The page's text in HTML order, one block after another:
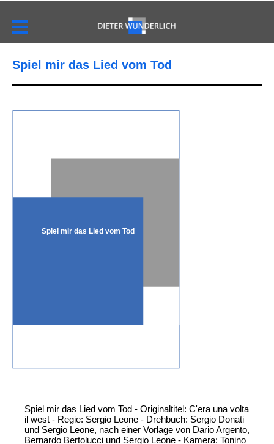
Spiel mir das Lied vom Tod
Spiel mir das Lied vom Tod
Spiel mir das Lied vom Tod - Originaltitel: C'era una volta
il west - Regie: Sergio Leone - Drehbuch: Sergio Donati
und Sergio Leone, nach einer Vorlage von Dario Argento,
Bernardo Bertolucci und Sergio Leone - Kamera: Tonino